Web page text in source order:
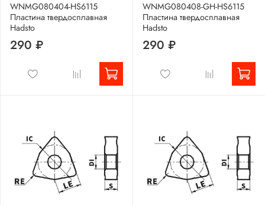
WNMG080404-HS6115
Пластина твердосплавная
Hadsto
290 ₽
WNMG080408-GH-HS6115
Пластина твердосплавная
Hadsto
290 ₽